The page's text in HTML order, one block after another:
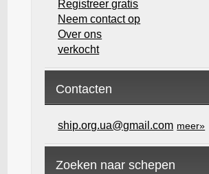
Registreer gratis
Neem contact op
Over ons
verkocht
Contacten
ship.org.ua@gmail.com meer»
Zoeken naar schepen